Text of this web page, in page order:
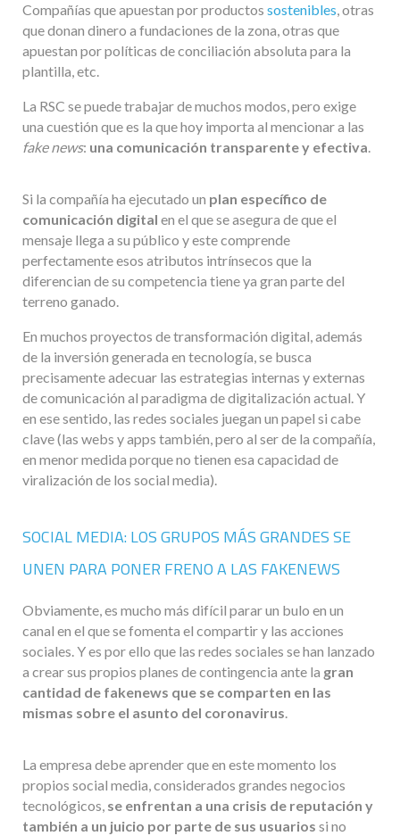
Compañías que apuestan por productos sostenibles, otras
que donan dinero a fundaciones de la zona, otras que
apuestan por políticas de conciliación absoluta para la
plantilla, etc.
La RSC se puede trabajar de muchos modos, pero exige
una cuestión que es la que hoy importa al mencionar a las
fake news: una comunicación transparente y efectiva.
Si la compañía ha ejecutado un plan específico de
comunicación digital en el que se asegura de que el
mensaje llega a su público y este comprende
perfectamente esos atributos intrínsecos que la
diferencian de su competencia tiene ya gran parte del
terreno ganado.
En muchos proyectos de transformación digital, además
de la inversión generada en tecnología, se busca
precisamente adecuar las estrategias internas y externas
de comunicación al paradigma de digitalización actual. Y
en ese sentido, las redes sociales juegan un papel si cabe
clave (las webs y apps también, pero al ser de la compañía,
en menor medida porque no tienen esa capacidad de
viralización de los social media).
SOCIAL MEDIA: LOS GRUPOS MÁS GRANDES SE
UNEN PARA PONER FRENO A LAS FAKENEWS
Obviamente, es mucho más difícil parar un bulo en un
canal en el que se fomenta el compartir y las acciones
sociales. Y es por ello que las redes sociales se han lanzado
a crear sus propios planes de contingencia ante la gran
cantidad de fakenews que se comparten en las
mismas sobre el asunto del coronavirus.
La empresa debe aprender que en este momento los
propios social media, considerados grandes negocios
tecnológicos, se enfrentan a una crisis de reputación y
también a un juicio por parte de sus usuarios si no